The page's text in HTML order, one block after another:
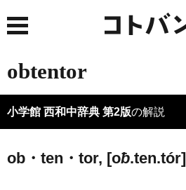
obtentor
小学館 西和中辞典 第2版の解説
ob・ten・tor, [oƀ.ten.tór]